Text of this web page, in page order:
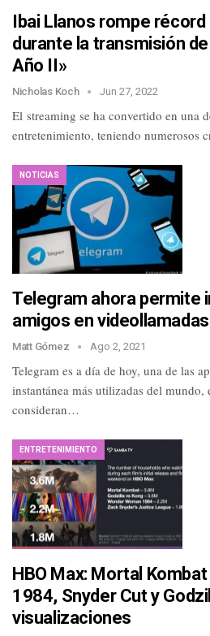
Ibai Llanos rompe
durante la transmisión de
Año II»
Nicholas Koch Jun 27, 2022
El streaming se ha convertido en una
entretenimiento, teniendo numerosos
NOTICIAS
Telegram ahora permite
amigos en videollamadas
Matt Gómez Ago 2, 2021
Telegram es a día de hoy, una de las
instantánea más utilizadas del mundo,
consideran…
ENTRETENIMIENTO
HBO Max: Mortal
1984, Snyder Cut y
visualizaciones